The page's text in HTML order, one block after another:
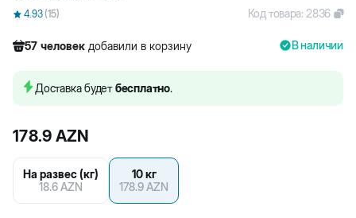
4.93 (15) Код товара: 2836
57 человек добавили в корзину
452 человек купили товар
В наличии
Доставка будетбесплатно.
178.9 AZN
На развес (кг)
18.6AZN
10 кг
178.9AZN